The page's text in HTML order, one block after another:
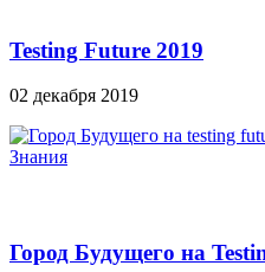
Testing Future 2019
02 декабря 2019
Знания
Город Будущего на